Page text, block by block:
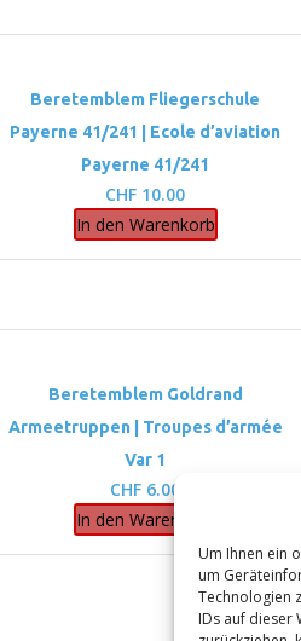
Um Ihnen ein
um
Technologien
IDs auf dieser
Beretemblem Fliegerschule
Payerne 41/241 | Ecole d’aviation
Payerne 41/241
CHF 10.00
In den Warenkorb
Beretemblem Goldrand
Armeetruppen | Troupes d’armée
Var 1
CHF 6.00
In den Warenkorb